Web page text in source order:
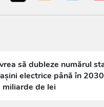
să dubleze numărul
electrice până în
miliarde de lei